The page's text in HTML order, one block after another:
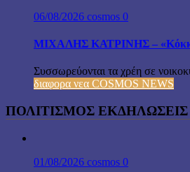
06/08/2026 cosmos 0
ΜΙΧΑΛΗΣ ΚΑΤΡΙΝΗΣ –
Συσσωρεύονται τα χρέη σε
διαφορα νεα COSMOS NEWS
ΠΟΛΙΤΙΣΜΟΣ ΕΚΔΗΛΩΣΕΙΣ
01/08/2026 cosmos 0